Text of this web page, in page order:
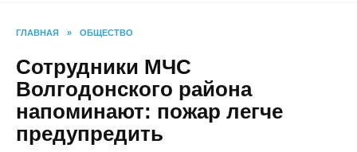
ГЛАВНАЯ » ОБЩЕСТВО
Сотрудники МЧС
Волгодонского района
напоминают: пожар легче
предупредить